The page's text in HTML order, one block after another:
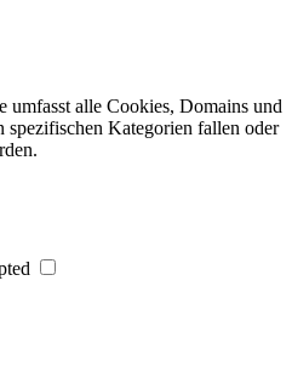
umfasst alle Cookies, Domains und
spezifischen Kategorien fallen oder